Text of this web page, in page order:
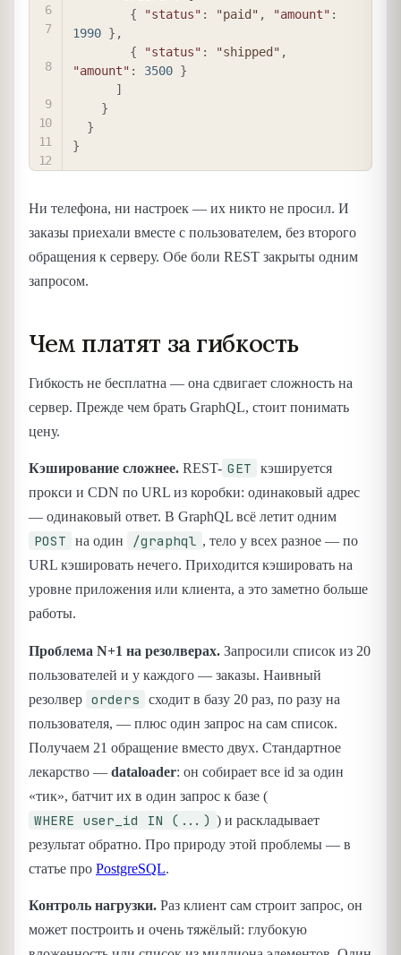
{
"status" : "paid" , "amount" :
1990 } ,
{
"status" : "shipped" ,
"amount" : 3500 }
]
}
}
}
Ни телефона, ни настроек — их никто не просил. И
заказы приехали вместе с пользователем, без второго
обращения к серверу. Обе боли REST закрыты одним
запросом.
Чем платят за гибкость
Гибкость не бесплатна — она сдвигает сложность на
сервер. Прежде чем брать GraphQL, стоит понимать
цену.
Кэширование сложнее. REST- GET
кэшируется
прокси и CDN по URL из коробки: одинаковый адрес
— одинаковый ответ. В GraphQL всё летит одним
POST на один /graphql , тело у всех разное — по
URL кэшировать нечего. Приходится кэшировать на
уровне приложения или клиента, а это заметно больше
работы.
Проблема N+1 на резолверах. Запросили список из 20
пользователей и у каждого — заказы. Наивный
резолвер orders
сходит в базу 20 раз, по разу на
пользователя, — плюс один запрос на сам список.
Получаем 21 обращение вместо двух. Стандартное
лекарство — dataloader: он собирает все id за один
«тик», батчит их в один запрос к базе (
WHERE user_id IN (...) ) и раскладывает
результат обратно. Про природу этой проблемы — в
статье про PostgreSQL.
Контроль нагрузки. Раз клиент сам строит запрос, он
может построить и очень тяжёлый: глубокую